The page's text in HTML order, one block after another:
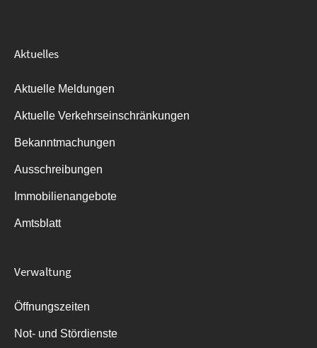
Aktuelles
Aktuelle Meldungen
Aktuelle Verkehrseinschränkungen
Bekanntmachungen
Ausschreibungen
Immobilienangebote
Amtsblatt
Verwaltung
Öffnungszeiten
Not- und Stördienste